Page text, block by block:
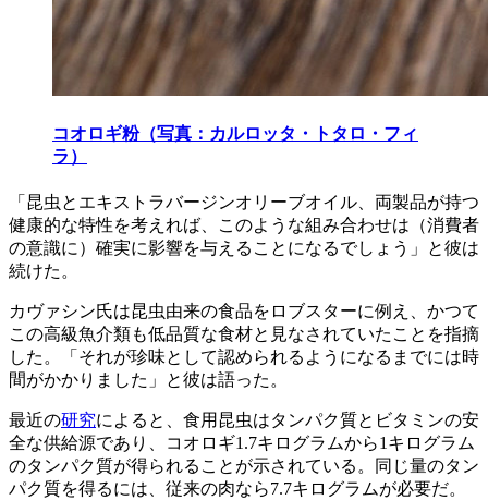
コオロギ粉（写真：カルロッタ・トタロ・フィ
ラ）
「昆虫とエキストラバージンオリーブオイル、両製品が持つ
健康的な特性を考えれば、このような組み合わせは（消費者
の意識に）確実に影響を与えることになるでしょう」と彼は
続けた。
カヴァシン氏は昆虫由来の食品をロブスターに例え、かつて
この高級魚介類も低品質な食材と見なされていたことを指摘
した。「それが珍味として認められるようになるまでには時
間がかかりました」と彼は語った。
最近の研究によると、食用昆虫はタンパク質とビタミンの安
全な供給源であり、コオロギ1.7キログラムから1キログラム
のタンパク質が得られることが示されている。同じ量のタン
パク質を得るには、従来の肉なら7.7キログラムが必要だ。